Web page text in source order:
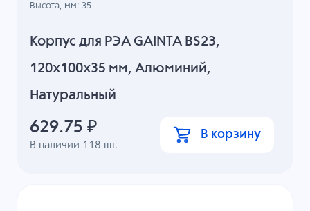
Корпус для РЭА GAINTA BS23,
120x100x35 мм, Алюминий,
Натуральный
В наличии 118 шт.
Высота, мм: 35
629.75 ₽ В корзину